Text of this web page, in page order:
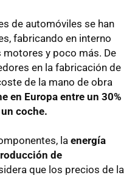
de automóviles se han
fabricando en interno
y poco más. De
en la fabricación de
de la mano de obra
en Europa entre un 30%
coche.
la energía
de
que los precios de la